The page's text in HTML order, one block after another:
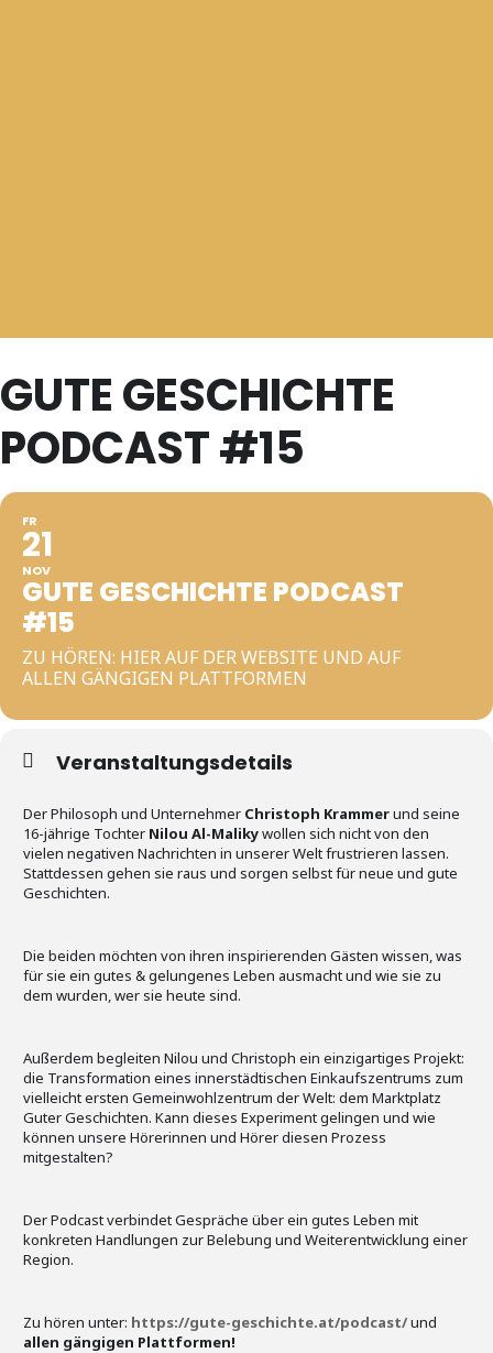
GUTE GESCHICHTE
PODCAST #15
FR
21
NOV
GUTE GESCHICHTE PODCAST
#15
ZU HÖREN: HIER AUF DER WEBSITE UND AUF
ALLEN GÄNGIGEN PLATTFORMEN
Veranstaltungsdetails
Der Philosoph und Unternehmer Christoph Krammerund seine
16-jährige Tochter Nilou Al-Malikywollen sich nicht von den
vielen negativen Nachrichten in unserer Welt frustrieren lassen.
Stattdessen gehen sie raus und sorgen selbst für neue und gute
Geschichten.
Die beiden möchten von ihren inspirierenden Gästen wissen, was
für sie ein gutes & gelungenes Leben ausmacht und wie sie zu
dem wurden, wer sie heute sind.
Außerdem begleiten Nilou und Christoph ein einzigartiges Projekt:
die Transformation eines innerstädtischen Einkaufszentrums zum
vielleicht ersten Gemeinwohlzentrum der Welt: dem Marktplatz
Guter Geschichten. Kann dieses Experiment gelingen und wie
können unsere Hörerinnen und Hörer diesen Prozess
mitgestalten?
Der Podcast verbindet Gespräche über ein gutes Leben mit
konkreten Handlungen zur Belebung und Weiterentwicklung einer
Region.
Zu hören unter: https://gute-geschichte.at/podcast/und
allen gängigen Plattformen!